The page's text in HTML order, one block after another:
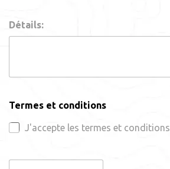
Détails:
Termes et conditions
J'accepte les termes et conditions